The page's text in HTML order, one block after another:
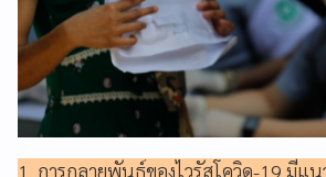
1. การกลายพันธุ์ของไวรัสโควิด-19 มีแ